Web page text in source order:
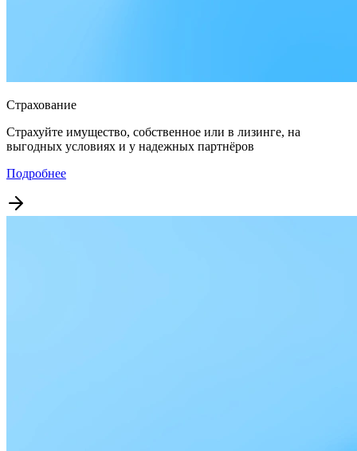
Страхование
Страхуйте имущество, собственное или в лизинге, на
выгодных условиях и у надежных партнёров
Подробнее